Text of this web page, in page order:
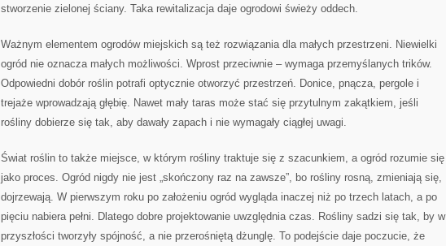
stworzenie zielonej ściany. Taka rewitalizacja daje ogrodowi świeży oddech.
Ważnym elementem ogrodów miejskich są też rozwiązania dla małych przestrzeni. Niewielki
ogród nie oznacza małych możliwości. Wprost przeciwnie – wymaga przemyślanych trików.
Odpowiedni dobór roślin potrafi optycznie otworzyć przestrzeń. Donice, pnącza, pergole i
trejaże wprowadzają głębię. Nawet mały taras może stać się przytulnym zakątkiem, jeśli
rośliny dobierze się tak, aby dawały zapach i nie wymagały ciągłej uwagi.
Świat roślin to także miejsce, w którym rośliny traktuje się z szacunkiem, a ogród rozumie się
jako proces. Ogród nigdy nie jest „skończony raz na zawsze”, bo rośliny rosną, zmieniają się,
dojrzewają. W pierwszym roku po założeniu ogród wygląda inaczej niż po trzech latach, a po
pięciu nabiera pełni. Dlatego dobre projektowanie uwzględnia czas. Rośliny sadzi się tak, by w
przyszłości tworzyły spójność, a nie przerośniętą dżunglę. To podejście daje poczucie, że